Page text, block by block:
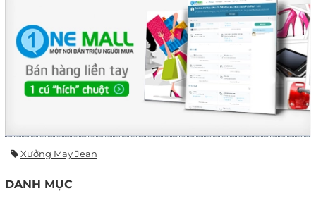
Xưởng May Jean
DANH MỤC